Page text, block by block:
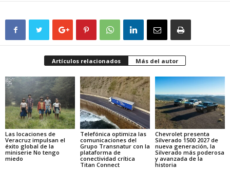
Artículos relacionados Más del autor
Las locaciones de
Veracruz impulsan el
éxito global de la
miniserie No tengo
miedo
Telefónica optimiza las
comunicaciones del
Grupo Transnatur con la
plataforma de
conectividad crítica
Titan Connect
Chevrolet presenta
Silverado 1500 2027 de
nueva generación, la
Silverado más poderosa
y avanzada de la
historia